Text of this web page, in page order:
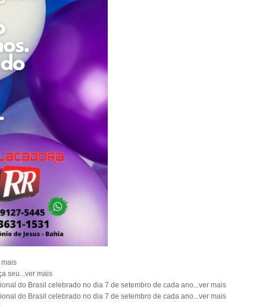
seu...ver mais
do Brasil celebrado no dia 7 de setembro de cada ano...ver mais
do Brasil celebrado no dia 7 de setembro de cada ano...ver mais